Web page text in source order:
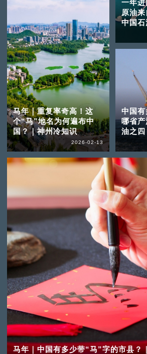
马年｜重复率奇高！这
个“马”地名为何遍布中
国？｜神州冷知识
2026-02-13
马年｜中国有多少带“马”字的市县？
一年
原油
中国石
中国
哪省
油之四